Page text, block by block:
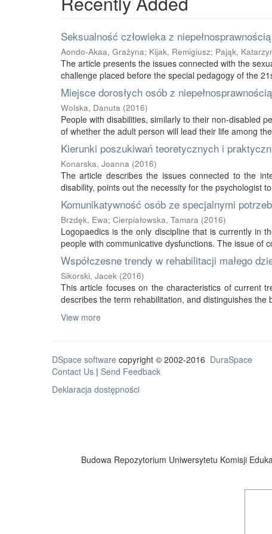
Seksualność człowieka z
Aondo-Akaa, Grażyna; Kijak, Remigiusz; Pająk,
The article presents the issues connected with the
challenge placed before the special pedagogy of the
Miejsce dorosłych osób z
Wolska, Danuta (2016)
People with disabilities, similarly to their non-disabled
of whether the adult person will lead their life among
Kierunki poszukiwań teoretycznych i
Konarska, Joanna (2016)
The article describes the issues connected to the
disability, points out the necessity for the psychologist
Komunikatywność osób ze specjalnymi
Brzdęk, Ewa; Cierpiałowska, Tamara (2016)
Logopaedics is the only discipline that is currently in
people with communicative dysfunctions. The issue of
Współczesne trendy w rehabilitacji małego
Sikorski, Jacek (2016)
This article focuses on the characteristics of current
describes the term rehabilitation, and distinguishes the
View more
DSpace software copyright © 2002-2016 DuraSpace
Contact Us | Send Feedback
Deklaracja dostępności
Budowa Repozytorium Uniwersytetu Komisji